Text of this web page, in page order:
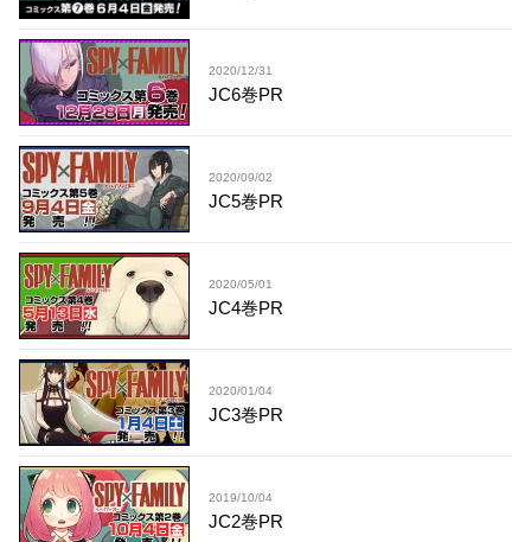
2020/12/31
JC6巻PR
2020/09/02
JC5巻PR
2020/05/01
JC4巻PR
2020/01/04
JC3巻PR
2019/10/04
JC2巻PR